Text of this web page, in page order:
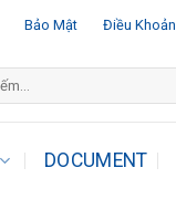
Bảo Mật Điều Khoản
DOCUMENT